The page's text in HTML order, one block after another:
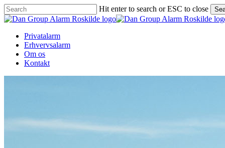
Skip
to
content
Hit enter to search or ESC to close
Close
Menu
Privatalarm
Erhvervsalarm
Om os
Kontakt